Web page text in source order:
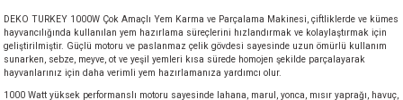
DEKO TURKEY 1000W Çok Amaçlı Yem Karma ve Parçalama Makinesi, çiftliklerde ve kümes
hayvancılığında kullanılan yem hazırlama süreçlerini hızlandırmak ve kolaylaştırmak için
geliştirilmiştir. Güçlü motoru ve paslanmaz çelik gövdesi sayesinde uzun ömürlü kullanım
sunarken, sebze, meyve, ot ve yeşil yemleri kısa sürede homojen şekilde parçalayarak
hayvanlarınız için daha verimli yem hazırlamanıza yardımcı olur.
1000 Watt yüksek performanslı motoru sayesinde lahana, marul, yonca, mısır yaprağı, havuç,